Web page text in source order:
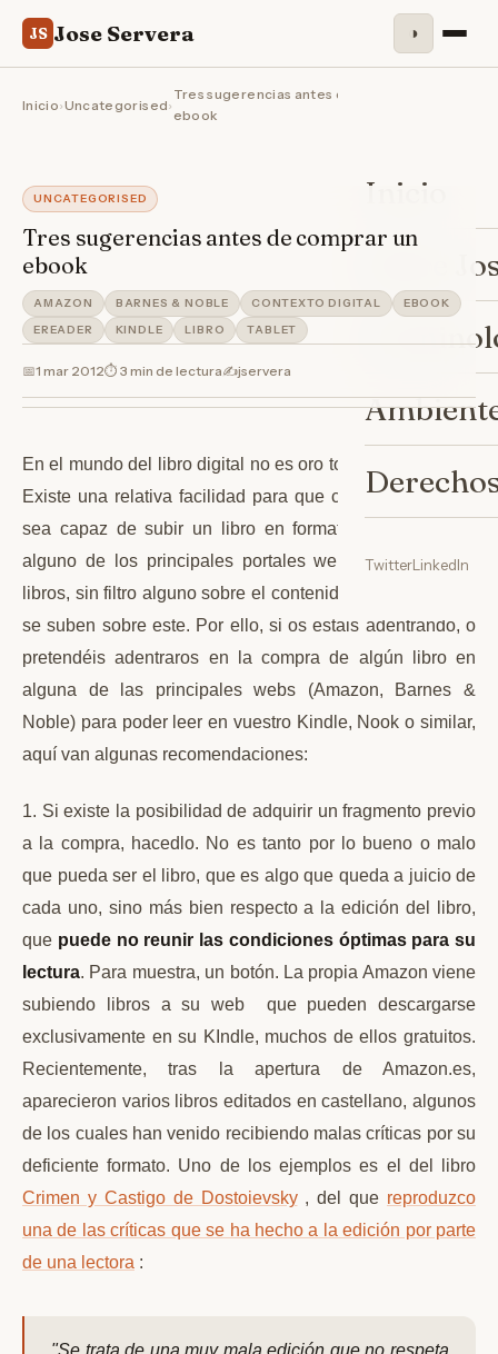
JS Jose Servera ◑
Inicio
Sobre
TwitterLinkedIn
Inicio›Uncategorised›
Tres sugerencias antes de comprar un
ebook
UNCATEGORISED
Tres sugerencias antes de comprar un
ebook
AMAZON BARNES & NOBLE CONTEXTO DIGITAL
EBOOK
EREADER
KINDLE LIBRO TABLET
📅1 mar 2012⏱ 3 min de lectura✍️jservera
En el mundo del libro digital no es oro todo lo que reluce.
Existe una relativa facilidad para que cualquier persona
sea capaz de subir un libro en formato electrónico en
alguno de los principales portales web de difusión de
libros, sin filtro alguno sobre el contenido o los datos que
se suben sobre este. Por ello, si os estáis adentrando, o
pretendéis adentraros en la compra de algún libro en
alguna de las principales webs (Amazon, Barnes &
Noble) para poder leer en vuestro Kindle, Nook o similar,
aquí van algunas recomendaciones:
1. Si existe la posibilidad de adquirir un fragmento previo
a la compra, hacedlo. No es tanto por lo bueno o malo
que pueda ser el libro, que es algo que queda a juicio de
cada uno, sino más bien respecto a la edición del libro,
que puede no reunir las condiciones óptimas para su
lectura. Para muestra, un botón. La propia Amazon viene
subiendo libros a su web que pueden descargarse
exclusivamente en su KIndle, muchos de ellos gratuitos.
Recientemente, tras la apertura de Amazon.es,
aparecieron varios libros editados en castellano, algunos
de los cuales han venido recibiendo malas críticas por su
deficiente formato. Uno de los ejemplos es el del libro
Crimen y Castigo de Dostoievsky, del que reproduzco
una de las críticas que se ha hecho a la edición por parte
de una lectora :
"Se trata de una muy mala edición que no respeta